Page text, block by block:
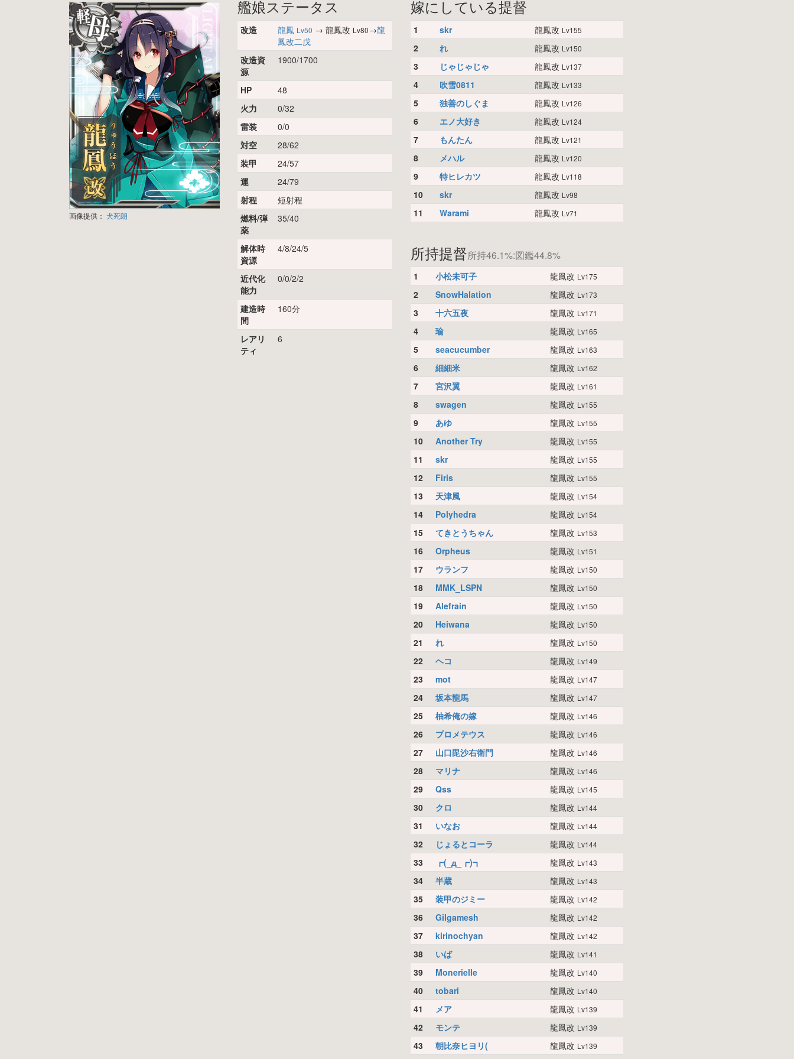
画像提供： 犬死朗
艦娘ステータス
改造 龍鳳 Lv50 → 龍鳳改 Lv80→龍
鳳改二戊
改造資
源
1900/1700
HP
48
火力
0/32
雷装
0/0
対空
28/62
装甲
24/57
運
24/79
射程
短射程
燃料/弾
薬
35/40
解体時
資源
4/8/24/5
近代化
能力
0/0/2/2
建造時
間
160分
レアリ
ティ
6
嫁にしている提督
1 skr 龍鳳改 Lv155
2 れ 龍鳳改 Lv150
3 じゃじゃじゃ 龍鳳改 Lv137
4 吹雪0811 龍鳳改 Lv133
5 独善のしぐま 龍鳳改 Lv126
6 エノ大好き 龍鳳改 Lv124
7 もんたん 龍鳳改 Lv121
8 メハル 龍鳳改 Lv120
9 特ヒレカツ 龍鳳改 Lv118
10 skr 龍鳳改 Lv98
11 Warami 龍鳳改 Lv71
所持提督所持46.1%:図鑑44.8%
1 小松未可子 龍鳳改 Lv175
2 SnowHalation 龍鳳改 Lv173
3 十六五夜 龍鳳改 Lv171
4 瑜 龍鳳改 Lv165
5 seacucumber 龍鳳改 Lv163
6 細細米 龍鳳改 Lv162
7 宮沢翼 龍鳳改 Lv161
8 swagen 龍鳳改 Lv155
9 あゆ 龍鳳改 Lv155
10 Another Try 龍鳳改 Lv155
11 skr 龍鳳改 Lv155
12 Firis 龍鳳改 Lv155
13 天津風 龍鳳改 Lv154
14 Polyhedra 龍鳳改 Lv154
15 てきとうちゃん 龍鳳改 Lv153
16 Orpheus 龍鳳改 Lv151
17 ウランフ 龍鳳改 Lv150
18 MMK_LSPN 龍鳳改 Lv150
19 Alefrain 龍鳳改 Lv150
20 Heiwana 龍鳳改 Lv150
21 れ 龍鳳改 Lv150
22 ヘコ 龍鳳改 Lv149
23 mot 龍鳳改 Lv147
24 坂本龍馬 龍鳳改 Lv147
25 柚希俺の嫁 龍鳳改 Lv146
26 プロメテウス 龍鳳改 Lv146
27 山口毘沙右衛門 龍鳳改 Lv146
28 マリナ 龍鳳改 Lv146
29 Qss 龍鳳改 Lv145
30 クロ 龍鳳改 Lv144
31 いなお 龍鳳改 Lv144
32 じょるとコーラ 龍鳳改 Lv144
33 ┏(_д_┏)┓ 龍鳳改 Lv143
34 半蔵 龍鳳改 Lv143
35 装甲のジミー 龍鳳改 Lv142
36 Gilgamesh 龍鳳改 Lv142
37 kirinochyan 龍鳳改 Lv142
38 いば 龍鳳改 Lv141
39 Monerielle 龍鳳改 Lv140
40 tobari 龍鳳改 Lv140
41 メア 龍鳳改 Lv139
42 モンテ 龍鳳改 Lv139
43 朝比奈ヒヨリ( 龍鳳改 Lv139